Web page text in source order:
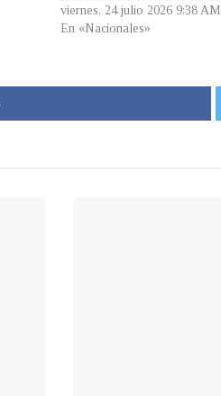
viernes, 24 julio 2026 9:38 AM
En «Nacionales»